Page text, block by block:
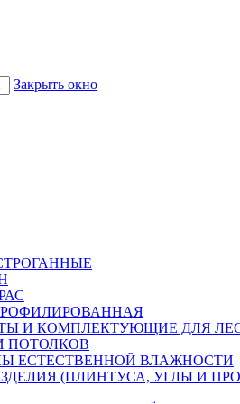
Закрыть окно
И КОМПЛЕКТУЮЩИЕ ДЛЯ
ПОТОЛКОВ
ЕСТЕСТВЕННОЙ ВЛАЖНОСТИ
(ПЛИНТУСА, УГЛЫ И